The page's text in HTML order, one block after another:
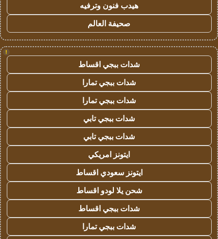
هيدب فنون وترفيه
صحيفة العالم
!
شدات ببجي اقساط
شدات ببجي تمارا
شدات ببجي تمارا
شدات ببجي تابي
شدات ببجي تابي
ايتونز امريكي
ايتونز سعودي اقساط
شحن يلا لودو اقساط
شدات ببجي اقساط
شدات ببجي تمارا